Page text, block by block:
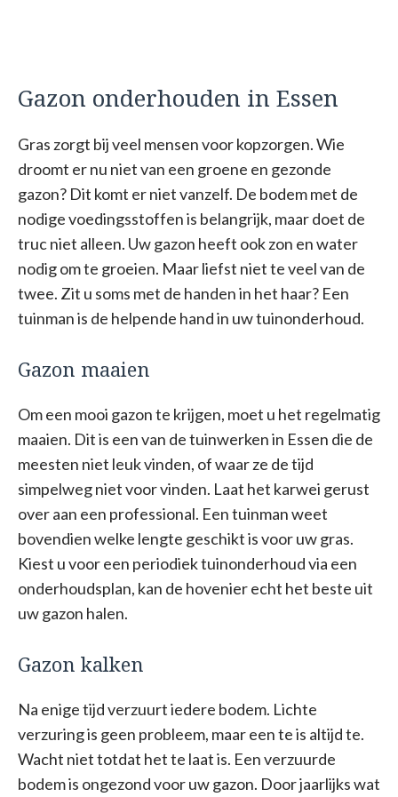
Gazon onderhouden in Essen
Gras zorgt bij veel mensen voor kopzorgen. Wie
droomt er nu niet van een groene en gezonde
gazon? Dit komt er niet vanzelf. De bodem met de
nodige voedingsstoffen is belangrijk, maar doet de
truc niet alleen. Uw gazon heeft ook zon en water
nodig om te groeien. Maar liefst niet te veel van de
twee. Zit u soms met de handen in het haar? Een
tuinman is de helpende hand in uw tuinonderhoud.
Gazon maaien
Om een mooi gazon te krijgen, moet u het regelmatig
maaien. Dit is een van de tuinwerken in Essen die de
meesten niet leuk vinden, of waar ze de tijd
simpelweg niet voor vinden. Laat het karwei gerust
over aan een professional. Een tuinman weet
bovendien welke lengte geschikt is voor uw gras.
Kiest u voor een periodiek tuinonderhoud via een
onderhoudsplan, kan de hovenier echt het beste uit
uw gazon halen.
Gazon kalken
Na enige tijd verzuurt iedere bodem. Lichte
verzuring is geen probleem, maar een te is altijd te.
Wacht niet totdat het te laat is. Een verzuurde
bodem is ongezond voor uw gazon. Door jaarlijks wat